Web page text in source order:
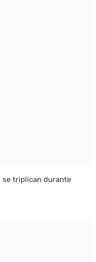
se triplican durante